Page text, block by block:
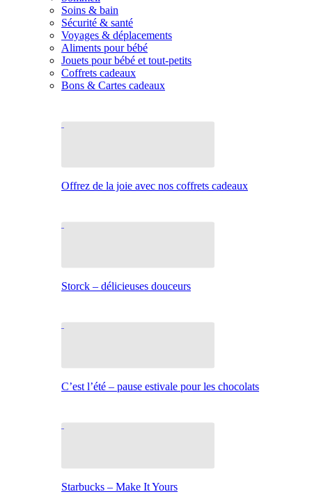
Soins & bain
Sécurité & santé
Voyages & déplacements
Aliments pour bébé
Jouets pour bébé et tout-petits
Coffrets cadeaux
Bons & Cartes cadeaux
Offrez de la joie avec nos coffrets cadeaux
Storck – délicieuses douceurs
C’est l’été – pause estivale pour les chocolats
Starbucks – Make It Yours